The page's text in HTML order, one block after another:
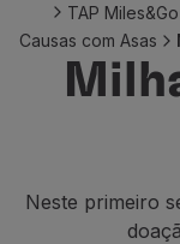
Stopover
Informações
Bagagem
Grávidas
Requisitos e
TAP Miles&Go
Causas com Asas
Neste primeiro